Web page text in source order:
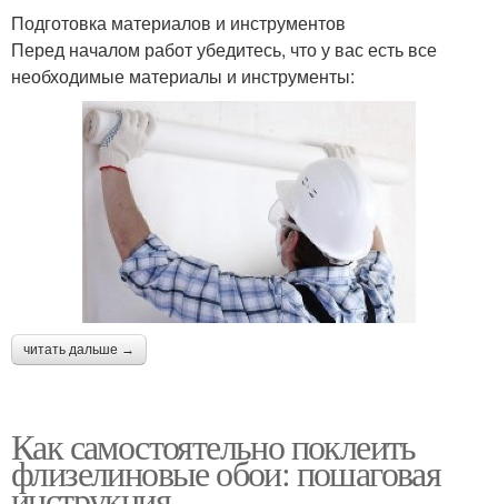
Подготовка материалов и инструментов
Перед началом работ убедитесь, что у вас есть все
необходимые материалы и инструменты:
читать дальше →
Как самостоятельно поклеить
флизелиновые обои: пошаговая